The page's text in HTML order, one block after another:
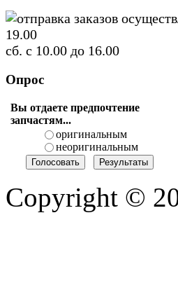
отправка заказов
19.00
сб. с 10.00 до 16.00
Опрос
Вы отдаете предпочтение
запчастям...
оригинальным
неоригинальным
Copyright ©